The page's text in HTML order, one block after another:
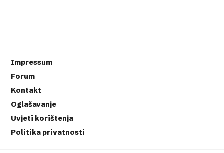
Impressum
Forum
Kontakt
Oglašavanje
Uvjeti korištenja
Politika privatnosti